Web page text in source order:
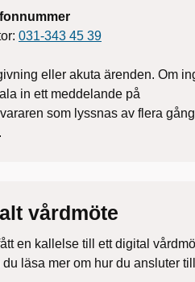
031-343 45 39
eller akuta ärenden. Om
in ett meddelande på
som lyssnas av flera
vårdmöte
en kallelse till ett digital
du läsa mer om hur du ansluter